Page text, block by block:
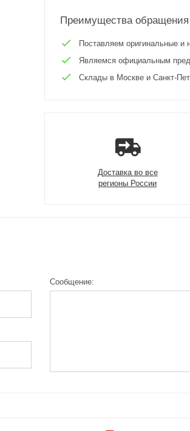
Преимущества
Поставляем оригинальные и
Являемся официальным
Склады в Москве и Санкт-
Доставка во все
регионы России
Сообщение: